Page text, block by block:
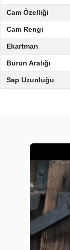
Cam Özelliği
Cam Rengi
Ekartman
Burun Aralığı
Sap Uzunluğu